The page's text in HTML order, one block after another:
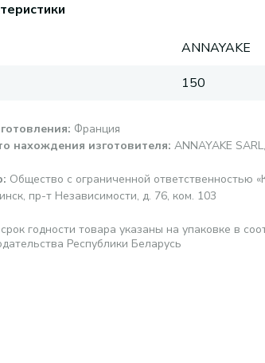
ANNAYAKE
150
: Франция
нахождения изготовителя: ANNAYAKE
: Общество с ограниченной ответственностью
пр-т Независимости, д. 76, ком. 103
годности товара указаны на упаковке в
Республики Беларусь